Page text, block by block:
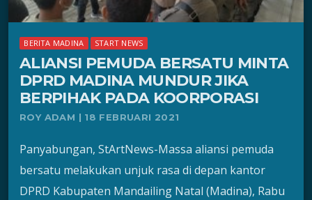
BERITA MADINA START NEWS
ALIANSI PEMUDA BERSATU MINTA
DPRD MADINA MUNDUR JIKA
BERPIHAK PADA KOORPORASI
ROY ADAM | 18 FEBRUARI 2021
Panyabungan, StArtNews-Massa aliansi pemuda
bersatu melakukan unjuk rasa di depan kantor
DPRD Kabupaten Mandailing Natal (Madina), Rabu